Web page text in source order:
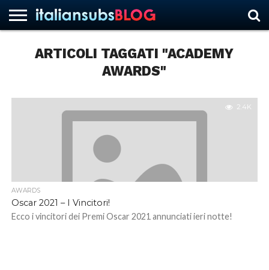
ARTICOLI TAGGATI "ACADEMY
AWARDS"
2.4K
AWARDS
Oscar 2021 – I Vincitori!
Ecco i vincitori dei Premi Oscar 2021 annunciati ieri notte!